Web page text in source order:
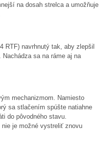
na dosah strelca a umožňuje
RTF) navrhnutý tak, aby zlepšil
sa na ráme aj na
mechanizmom. Namiesto
sa stlačením spúšte natiahne
do pôvodného stavu.
je možné vystreliť znovu